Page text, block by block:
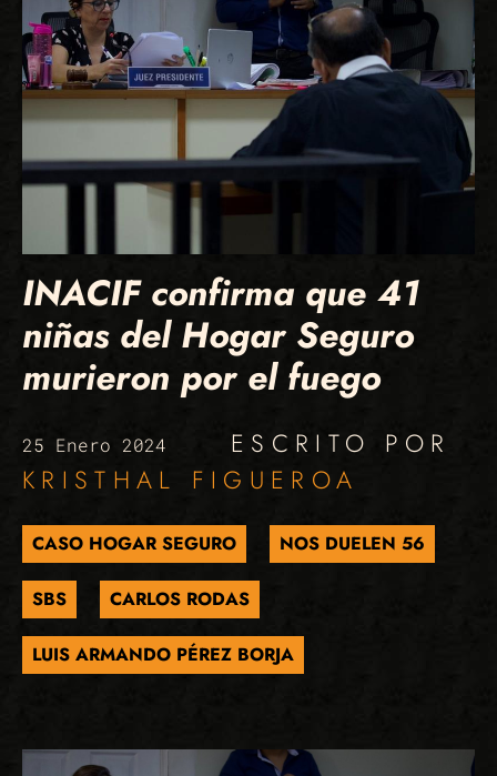
INACIF confirma que 41
niñas del Hogar Seguro
murieron por el fuego
25 Enero 2024
ESCRITO POR
KRISTHAL FIGUEROA
CASO HOGAR SEGURO NOS DUELEN 56
SBS CARLOS RODAS
LUIS ARMANDO PÉREZ BORJA